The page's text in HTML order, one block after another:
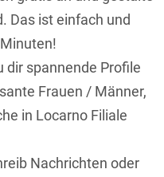
Das ist einfach und
dir spannende Profile
Frauen / Männer,
in Locarno Filiale
Nachrichten oder